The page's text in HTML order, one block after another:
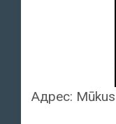
Адрес: